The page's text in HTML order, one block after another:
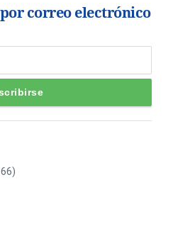
correo electrónico